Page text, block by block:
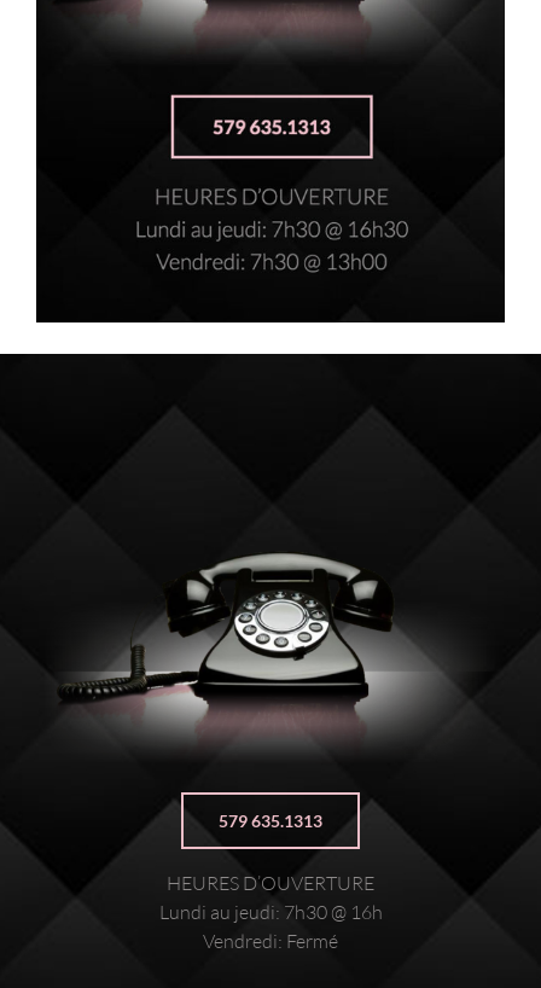
579 635.1313
HEURES D’OUVERTURE
Lundi au jeudi: 7h30 @ 16h
Vendredi: Fermé